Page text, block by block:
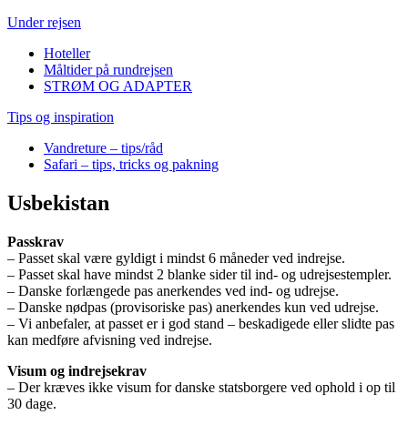
Under rejsen
Hoteller
Måltider på rundrejsen
STRØM OG ADAPTER
Tips og inspiration
Vandreture – tips/råd
Safari – tips, tricks og pakning
Usbekistan
Passkrav
– Passet skal være gyldigt i mindst 6 måneder ved indrejse.
– Passet skal have mindst 2 blanke sider til ind- og udrejsestempler.
– Danske forlængede pas anerkendes ved ind- og udrejse.
– Danske nødpas (provisoriske pas) anerkendes kun ved udrejse.
– Vi anbefaler, at passet er i god stand – beskadigede eller slidte pas
kan medføre afvisning ved indrejse.
Visum og indrejsekrav
– Der kræves ikke visum for danske statsborgere ved ophold i op til
30 dage.